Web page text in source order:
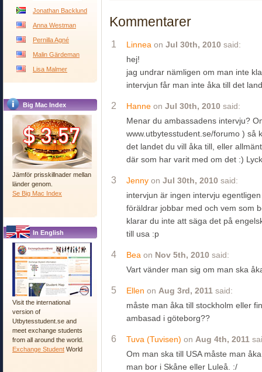
Jonathan Backlund
Anna Westman
Pernilla Agné
Malin Gärdeman
Lisa Malmer
Big Mac Index
Jämför prisskillnader mellan
länder genom.
Se Big Mac Index
In English
Visit the international
version of
Utbytesstudent.se and
meet exchange students
from all around the world.
Exchange Student World
Kommentarer
1 Linnea on Jul 30th, 2010 said:
hej!
jag undrar nämligen om man inte
intervjun får man inte åka till det
2 Hanne on Jul 30th, 2010 said:
Menar du ambassadens intervju?
www.utbytesstudent.se/forumo ) så
det landet du vill åka till, eller
där som har varit med om det :)
3 Jenny on Jul 30th, 2010 said:
intervjun är ingen intervju
föräldrar jobbar med och vem som
klarar du inte att säga det på
till usa :p
4 Bea on Nov 5th, 2010 said:
Vart vänder man sig om man ska
5 Ellen on Aug 3rd, 2011 said:
måste man åka till stockholm eller
ambasad i göteborg??
6 Tuva (Tuvisen) on Aug 4th, 2011
Om man ska till USA måste man
man bor i Skåne eller Luleå. :/